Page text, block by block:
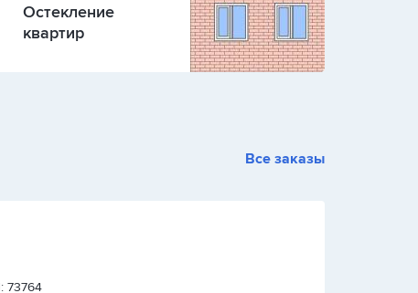
Остекление
квартир
Все заказы
73764